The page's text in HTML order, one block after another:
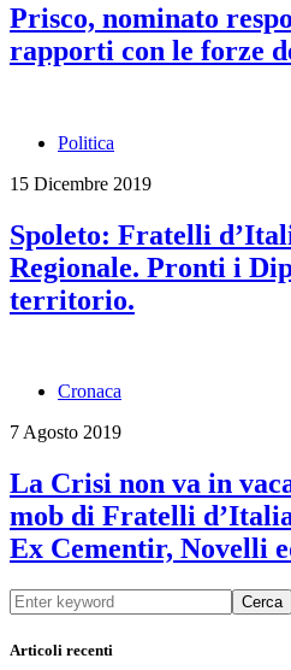
Prisco, nominato
rapporti con le forze
Politica
15 Dicembre 2019
Spoleto: Fratelli
Regionale. Pronti i
territorio.
Cronaca
7 Agosto 2019
La Crisi non va in
mob di Fratelli
Ex Cementir, Novelli
Cerca
Articoli recenti